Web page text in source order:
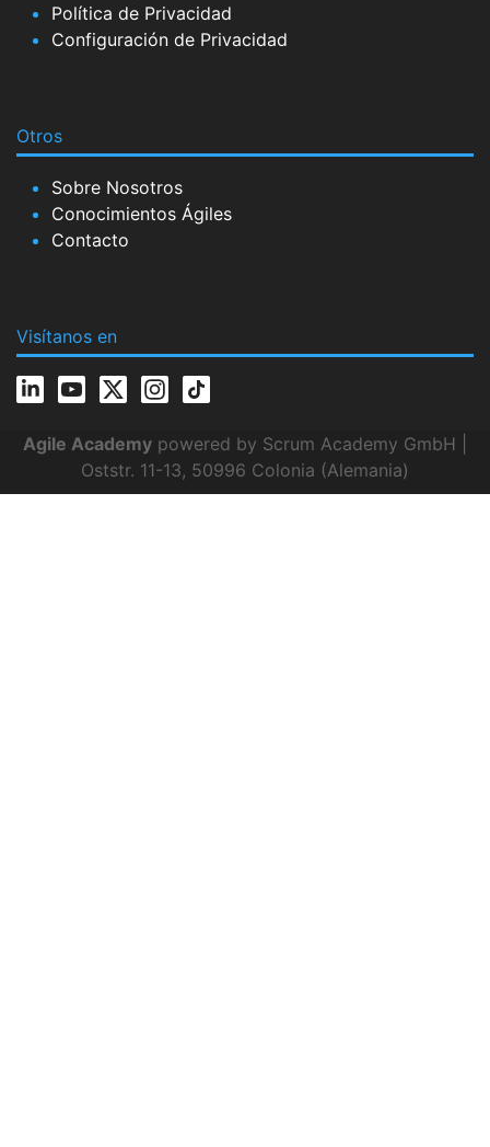
Política de Privacidad
Configuración de Privacidad
Otros
Sobre Nosotros
Conocimientos Ágiles
Contacto
Visítanos en
Agile Academy powered by Scrum Academy GmbH |
Oststr. 11-13, 50996 Colonia (Alemania)